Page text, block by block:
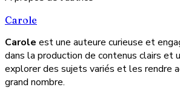
Carole
Carole est une auteure curieuse et
dans la production de contenus clairs et
explorer des sujets variés et les rendre
grand nombre.